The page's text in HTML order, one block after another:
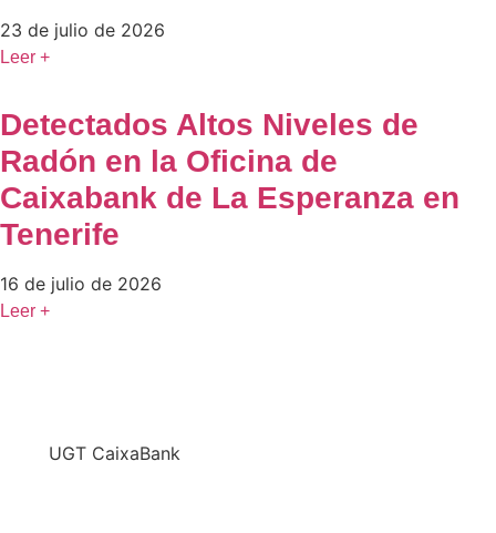
23 de julio de 2026
Leer +
Detectados Altos Niveles de
Radón en la Oficina de
Caixabank de La Esperanza en
Tenerife
16 de julio de 2026
Leer +
UGT CaixaBank